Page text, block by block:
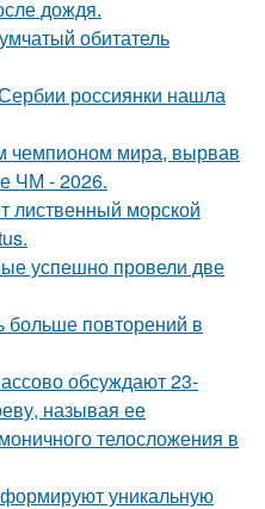
дождя.
обитатель
россиянки нашла
чемпионом мира, вырвав
ЧМ - 2026.
лиственный морской
успешно провели две
больше повторений в
обсуждают 23-
называя ее
телосложения в
уникальную